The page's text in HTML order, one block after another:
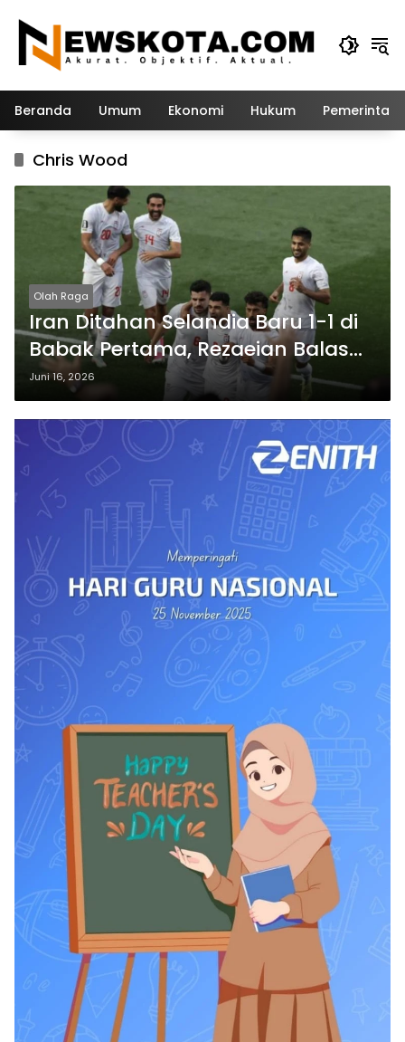
konten
Beranda Umum Ekonomi Hukum
Chris Wood
Olah Raga
Iran Ditahan Selandia Baru 1-1 di
Babak Pertama, Rezaeian Balas
Gol Cepat Eli Just
Juni 16, 2026